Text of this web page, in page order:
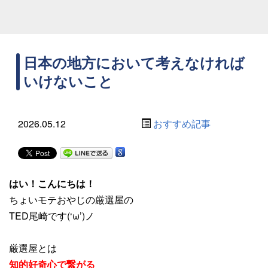
日本の地方において考えなければ
いけないこと
2026.05.12 おすすめ記事
はい！こんにちは！
ちょいモテおやじの厳選屋の
TED尾崎です(‘ω’)ノ
厳選屋とは
知的好奇心で繋がる